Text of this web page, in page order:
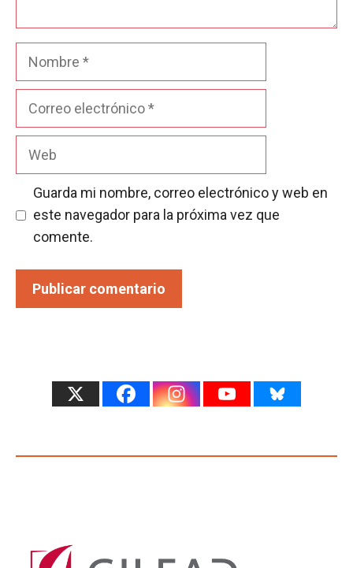
Nombre
Guarda mi nombre, correo electrónico y web en
este navegador para la próxima vez que
comente.